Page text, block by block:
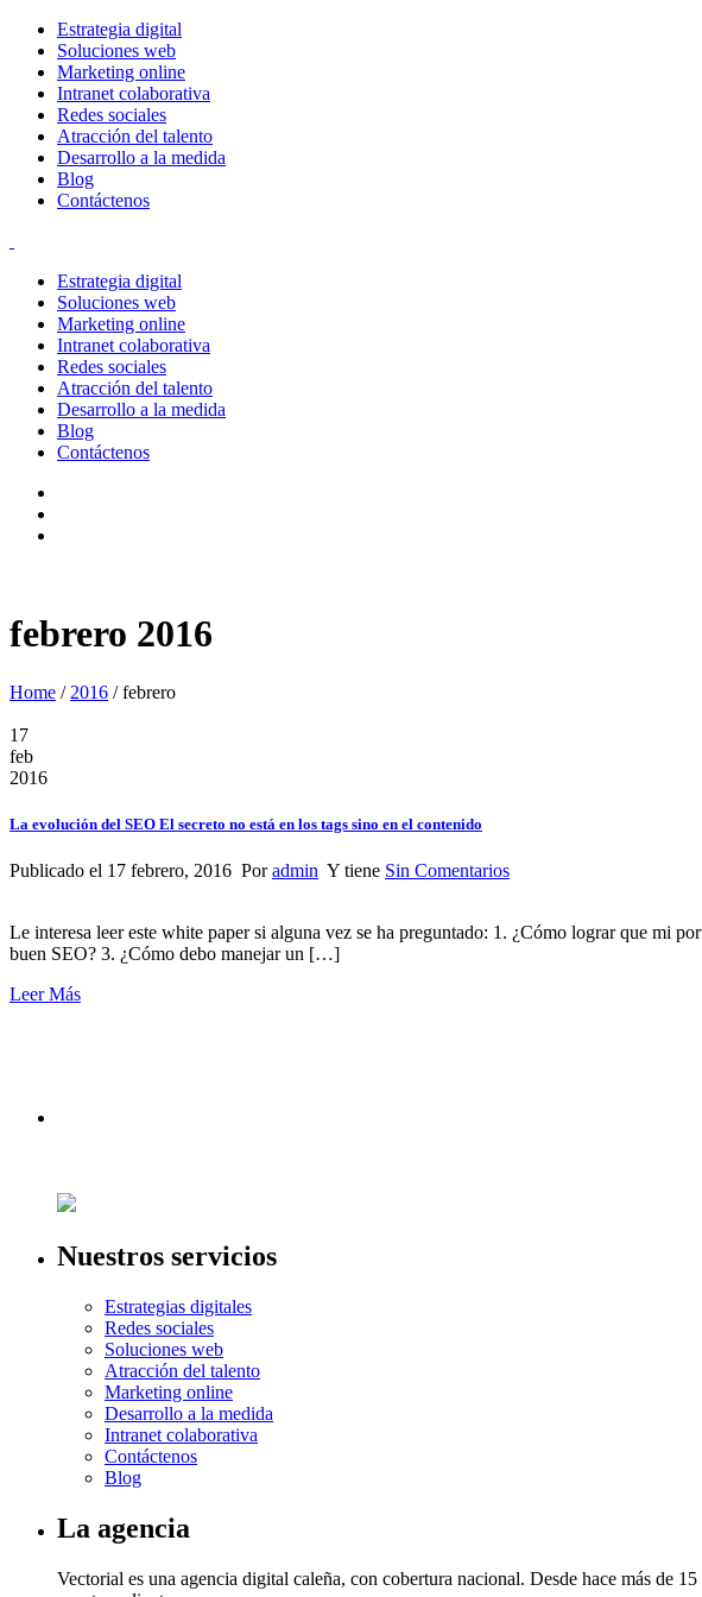
Estrategia digital
Soluciones web
Marketing online
Intranet colaborativa
Redes sociales
Atracción del talento
Desarrollo a la medida
Blog
Contáctenos
Estrategia digital
Soluciones web
Marketing online
Intranet colaborativa
Redes sociales
Atracción del talento
Desarrollo a la medida
Blog
Contáctenos
febrero 2016
Home / 2016 /febrero
17
feb
2016
La evolución del SEO El secreto no está en los tags sino en el contenido
Publicado el 17 febrero, 2016 Poradmin Y tiene Sin Comentarios
Le interesa leer este white paper si alguna vez se ha preguntado: 1. ¿Cómo lograr que mi
buen SEO? 3. ¿Cómo debo manejar un […]
Leer Más
Nuestros servicios
Estrategias digitales
Redes sociales
Soluciones web
Atracción del talento
Marketing online
Desarrollo a la medida
Intranet colaborativa
Contáctenos
Blog
La agencia
Vectorial es una agencia digital caleña, con cobertura nacional. Desde hace más de